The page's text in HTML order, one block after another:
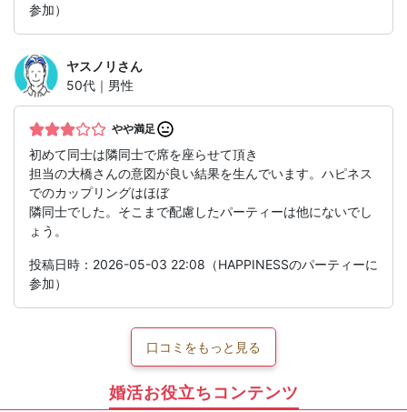
参加）
ヤスノリ さん
50代｜男性
やや満足
初めて同士は隣同士で席を座らせて頂き
担当の大橋さんの意図が良い結果を生んでいます。ハピネス
でのカップリングはほぼ
隣同士でした。そこまで配慮したパーティーは他にないでし
ょう。
投稿日時：2026-05-03 22:08（HAPPINESSのパーティーに
参加）
口コミをもっと見る
婚活お役立ちコンテンツ